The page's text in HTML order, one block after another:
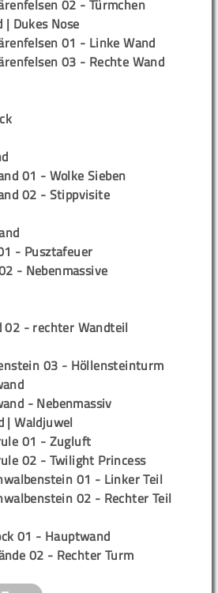
02 - Türmchen
Dukes Nose
01 - Linke Wand
03 - Rechte Wand
01 - Wolke Sieben
02 - Stippvisite
- Pusztafeuer
- Nebenmassive
02 - rechter Wandteil
03 - Höllensteinturm
- Nebenmassiv
| Waldjuwel
01 - Zugluft
02 - Twilight Princess
01 - Linker Teil
02 - Rechter Teil
01 - Hauptwand
02 - Rechter Turm